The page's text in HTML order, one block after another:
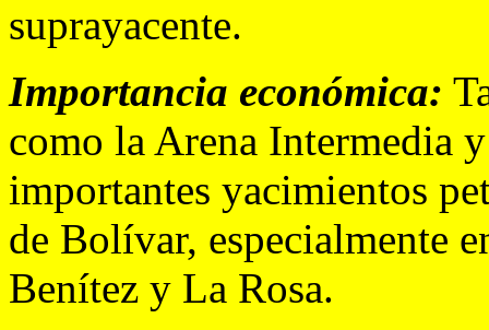
suprayacente.
Importancia económica:
como la Arena Intermedia
importantes yacimientos
de Bolívar, especialmente
Benítez y La Rosa.